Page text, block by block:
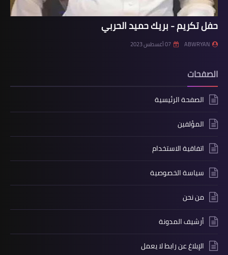
حفل تكريم - بريك حميد الحربي
ABWRYAN 07 أغسطس 2023
الصفحات
الصفحة الرئيسية
المؤلفين
اتفاقية الاستخدام
سياسة الخصوصية
من نحن
أرشيف المدونة
الإبلاغ عن رابط لا يعمل